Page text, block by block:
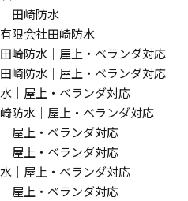
田崎防水
限会社田崎防水
崎防水｜屋上・ベランダ対応
崎防水｜屋上・ベランダ対応
｜屋上・ベランダ対応
防水｜屋上・ベランダ対応
屋上・ベランダ対応
屋上・ベランダ対応
｜屋上・ベランダ対応
屋上・ベランダ対応